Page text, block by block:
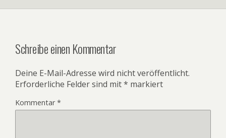
Schreibe einen Kommentar
Deine E-Mail-Adresse wird nicht veröffentlicht.
Erforderliche Felder sind mit* markiert
Kommentar*